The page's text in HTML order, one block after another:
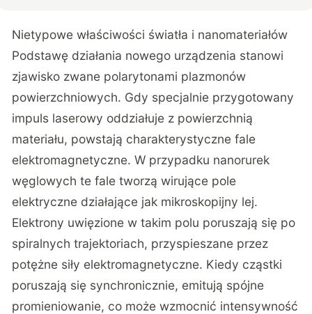
Nietypowe właściwości światła i nanomateriałów
Podstawę działania nowego urządzenia stanowi
zjawisko zwane polarytonami plazmonów
powierzchniowych. Gdy specjalnie przygotowany
impuls laserowy oddziałuje z powierzchnią
materiału, powstają charakterystyczne fale
elektromagnetyczne. W przypadku nanorurek
węglowych te fale tworzą wirujące pole
elektryczne działające jak mikroskopijny lej.
Elektrony uwięzione w takim polu poruszają się po
spiralnych trajektoriach, przyspieszane przez
potężne siły elektromagnetyczne. Kiedy cząstki
poruszają się synchronicznie, emitują spójne
promieniowanie, co może wzmocnić intensywność